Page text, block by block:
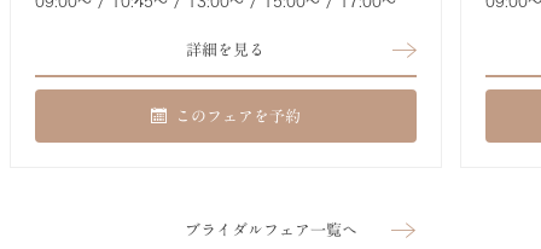
詳細を見る
このフェアを予約
ブライダルフェア一覧へ